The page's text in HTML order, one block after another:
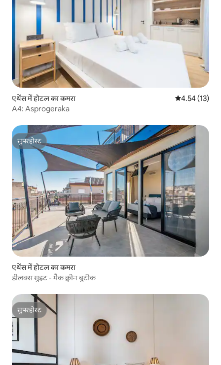
एथेंस में होटल का कमरा औसत रेटिंग 5 में
4.54 (13)
A4: Asprogeraka
सुपरहोस्ट
सुपरहोस्ट
एथेंस में होटल का कमरा
डीलक्स सुइट - मैक क्वीन बुटीक
सुपरहोस्ट
सुपरहोस्ट